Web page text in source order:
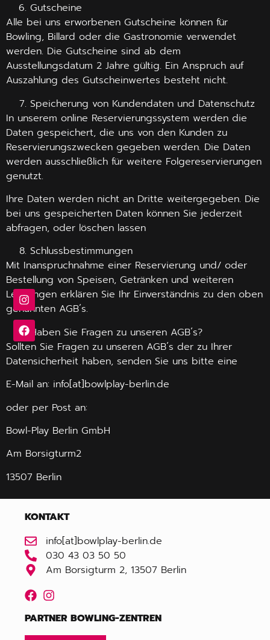
Gutscheine
Alle bei uns erworbenen Gutscheine können für
Bowling, Billard oder die Gastronomie verwendet
werden. Die Gutscheine sind ab dem
Ausstellungsdatum 2 Jahre gültig. Ein Anspruch auf
Auszahlung des Gutscheinwertes besteht nicht.
Speicherung von Kundendaten und Datenschutz
In unserem online Reservierungssystem werden die
Daten gespeichert, die uns von den Kunden zu
Reservierungszwecken gegeben werden. Die Daten
werden ausschließlich für weitere Folgereservierungen
genutzt.
Ihre Daten werden nicht an Dritte weitergegeben. Die
bei uns gespeicherten Daten können Sie jederzeit
abfragen, oder löschen lassen
Schlussbestimmungen
Mit Inanspruchnahme einer Reservierung und/ oder
Bestellung von Speisen, Getränken und weiteren
Leistungen erklären Sie Ihr Einverständnis zu den oben
genannten AGB´s.
Haben Sie Fragen zu unseren AGB´s?
Sollten Sie Fragen zu unseren AGB´s der zu Ihrer
Datensicherheit haben, senden Sie uns bitte eine
E-Mail an: info[at]bowlplay-berlin.de
oder per Post an:
Bowl-Play Berlin GmbH
Am Borsigturm2
13507 Berlin
KONTAKT
info[at]bowlplay-berlin.de
030 43 03 50 50
Am Borsigturm 2, 13507 Berlin
PARTNER BOWLING-ZENTREN